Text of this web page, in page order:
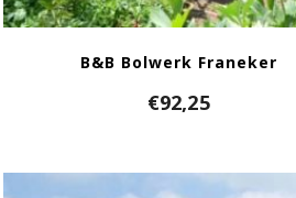
B&B Bolwerk Franeker
€92,25